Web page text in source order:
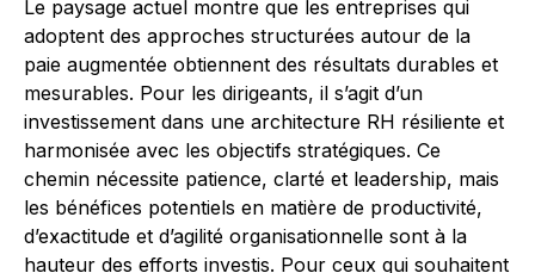
Le paysage actuel montre que les entreprises qui
adoptent des approches structurées autour de la
paie augmentée obtiennent des résultats durables et
mesurables. Pour les dirigeants, il s’agit d’un
investissement dans une architecture RH résiliente et
harmonisée avec les objectifs stratégiques. Ce
chemin nécessite patience, clarté et leadership, mais
les bénéfices potentiels en matière de productivité,
d’exactitude et d’agilité organisationnelle sont à la
hauteur des efforts investis. Pour ceux qui souhaitent